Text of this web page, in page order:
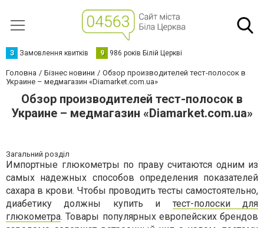
З Замовлення квитків 9 986 років Білій Церкві
Головна Бізнес новини
Обзор производителей тест-полосок в
Украине – медмагазин «Diamarket.com.ua»
Обзор производителей тест-полосок в
Украине – медмагазин «Diamarket.com.ua»
Загальний розділ
Импортные глюкометры по праву считаются одним из
самых надежных способов определения показателей
сахара в крови. Чтобы проводить тесты самостоятельно,
диабетику должны купить и тест-полоски для
глюкометра. Товары популярных европейских брендов